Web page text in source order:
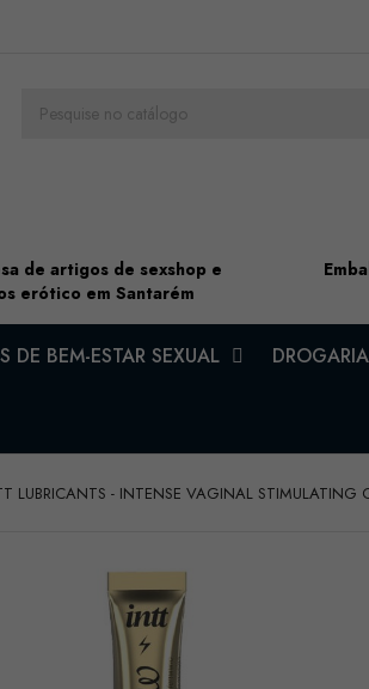
de artigos de sexshop e
erótico em Santarém
DE BEM-ESTAR SEXUAL DROGARIA
LUBRICANTS - INTENSE VAGINAL STIMULATING